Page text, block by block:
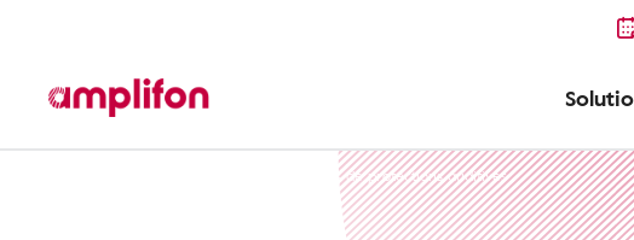
Les différents types de protections auditives